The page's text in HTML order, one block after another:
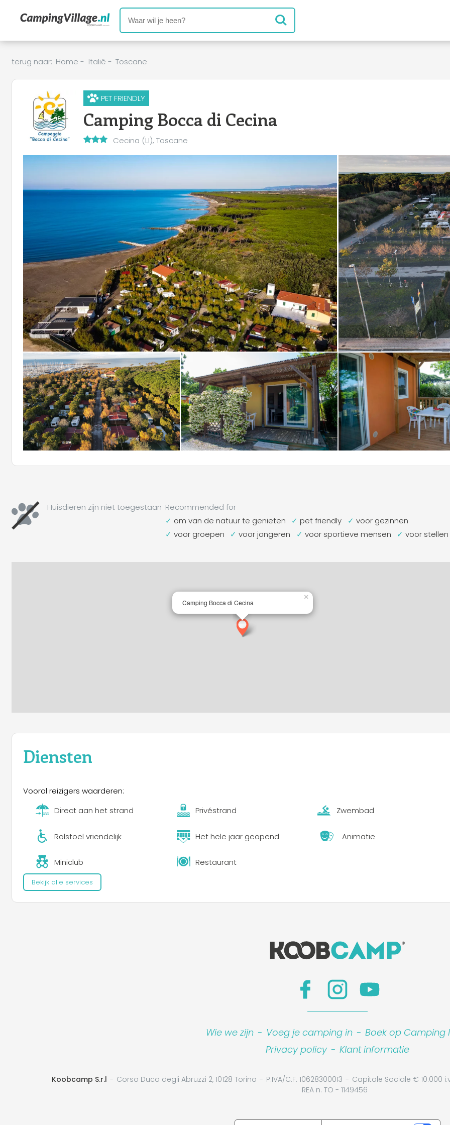
terug naar: Home - Italië - Toscane
PET FRIENDLY
Camping Bocca di Cecina
Cecina (LI), Toscane
Huisdieren zijn niet toegestaan Recommended for
om van de natuur te genieten
pet friendly
voor gezinnen
voor groepen
voor jongeren voor sportieve mensen voor stellen
Camping Bocca di Cecina
×
+
Diensten
Vooral reizigers waarderen:
Direct aan het strand
Privéstrand Zwembad
Rolstoel vriendelijk Het hele jaar geopend Animatie
Miniclub Restaurant
Bekijk alle services
Wie we zijn - Voeg je camping in - Boek op Camping
Privacy policy - Klant informatie
Koobcamp S.r.l Corso Duca degli Abruzzi 2, 10128 Torino P.IVA/C.F. 10628300013
Capitale Sociale € 10.000
REA n. TO - 1149456